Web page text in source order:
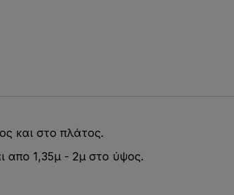
και στο πλάτος.
απο 1,35μ - 2μ στο ύψος.